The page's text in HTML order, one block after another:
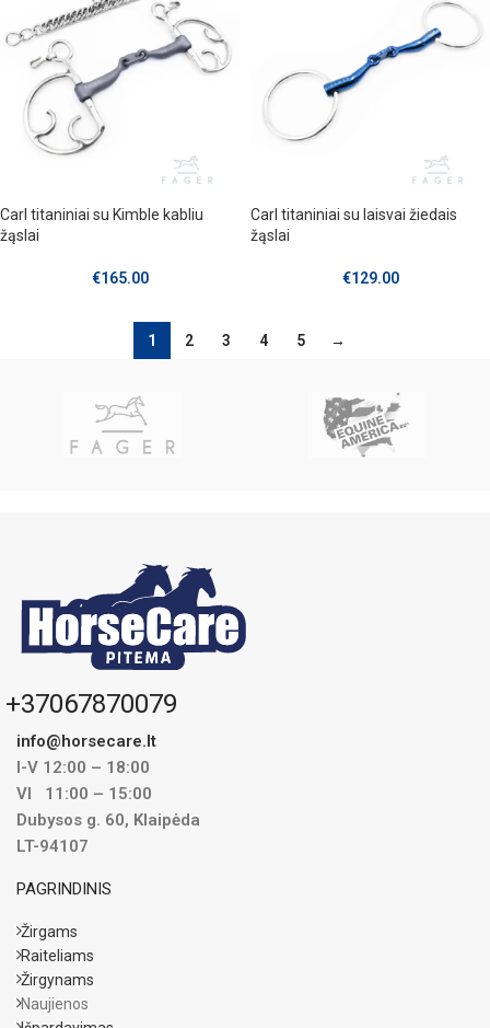
Carl titaniniai su Kimble kabliu
žąslai
€165.00
Carl titaniniai su laisvai žiedais
žąslai
€129.00
1 2 3 4 5 →
+37067870079
info@horsecare.lt
I-V 12:00 – 18:00
VI 11:00 – 15:00
Dubysos g. 60, Klaipėda
LT-94107
PAGRINDINIS
Žirgams
Raiteliams
Žirgynams
Naujienos